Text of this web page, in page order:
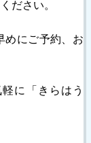
ださい。
めにご予約、お
に「きらはう